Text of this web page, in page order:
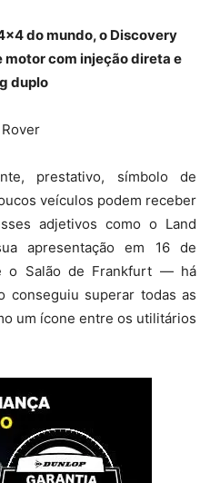
do mundo, o Discovery
com injeção direta e
duplo
prestativo, símbolo de
veículos podem receber
adjetivos como o Land
apresentação em 16 de
o Salão de Frankfurt — há
superar todas as
um ícone entre os utilitários